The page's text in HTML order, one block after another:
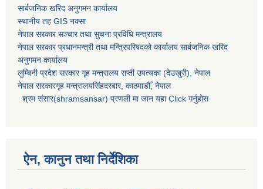
सार्बजनिक खरिद अनुगमन कार्यालय
स्थानीय तह GIS नक्सा
नेपाल सरकारसञ्चार तथा सुचना प्रविधि मन्त्रालय
नेपाल सरकार प्रधानमन्त्री तथा मन्त्रिपरिषदको कार्यालय सार्बजनिक खरिद
अनुगमन कार्यालय
लुम्बिनी प्रदेश सरकार गृह मन्त्रालय राप्ती उपत्यका (देउखुरी), नेपाल
नेपाल सरकारगृह मन्त्रालयसिंहदरबार, काठमाडौँ, नेपाल
श्रम संसार(shramsansar) प्रणली मा जान यहा Click गर्नुहोस
ऐन, कानुन तथा निर्देशिका